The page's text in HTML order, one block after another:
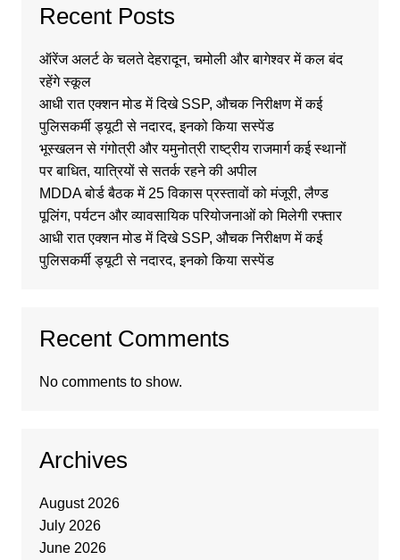
Recent Posts
ऑरेंज अलर्ट के चलते देहरादून, चमोली और बागेश्वर में कल बंद
रहेंगे स्कूल
आधी रात एक्शन मोड में दिखे SSP, औचक निरीक्षण में कई
पुलिसकर्मी ड्यूटी से नदारद, इनको किया सस्पेंड
भूस्खलन से गंगोत्री और यमुनोत्री राष्ट्रीय राजमार्ग कई स्थानों
पर बाधित, यात्रियों से सतर्क रहने की अपील
MDDA बोर्ड बैठक में 25 विकास प्रस्तावों को मंजूरी, लैण्ड
पूलिंग, पर्यटन और व्यावसायिक परियोजनाओं को मिलेगी रफ्तार
आधी रात एक्शन मोड में दिखे SSP, औचक निरीक्षण में कई
पुलिसकर्मी ड्यूटी से नदारद, इनको किया सस्पेंड
Recent Comments
No comments to show.
Archives
August 2026
July 2026
June 2026